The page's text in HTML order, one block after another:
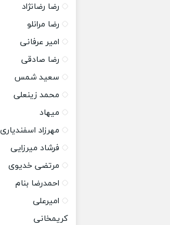
رضا رضانژاد
رضا مرانلو
امیر عرفانی
رضا صادقی
سعید شمس
محمد زینعلی
میهاد
مهرزاد اسفندیاری
فرشاد میرزایی
مرتضی خدیوی
احمدرضا بنام
امیرعلی
کریمخانی